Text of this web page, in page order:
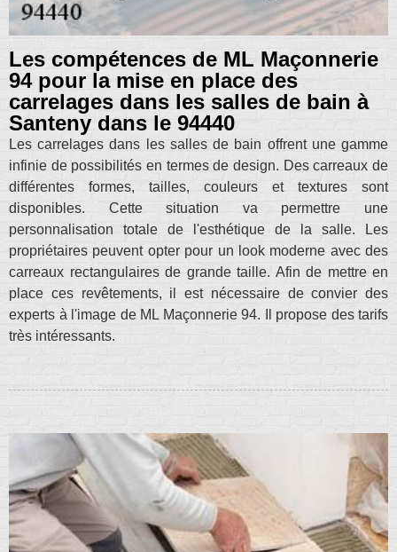
Les compétences de ML Maçonnerie
94 pour la mise en place des
carrelages dans les salles de bain à
Santeny dans le 94440
Les carrelages dans les salles de bain offrent une gamme
infinie de possibilités en termes de design. Des carreaux de
différentes formes, tailles, couleurs et textures sont
disponibles. Cette situation va permettre une
personnalisation totale de l'esthétique de la salle. Les
propriétaires peuvent opter pour un look moderne avec des
carreaux rectangulaires de grande taille. Afin de mettre en
place ces revêtements, il est nécessaire de convier des
experts à l'image de ML Maçonnerie 94. Il propose des tarifs
très intéressants.